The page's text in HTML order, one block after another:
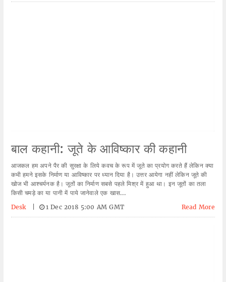
बाल कहानी: जूते के आविष्कार की कहानी
आजकल हम अपने पैर की सुरक्षा के लिये कवच के रूप में जूते का प्रयोग करते हैं लेकिन क्या
कभी हमने इसके निर्माण या आविष्कार पर ध्यान दिया है। उत्तर आयेगा नहीं लेकिन जूते की
खोज भी आश्चर्यनक है। जूतों का निर्माण सबसे पहले मिश्र में हुआ था। इन जूतों का तला
किसी चमड़े का या पानी में पाये जानेवाले एक खास...
Desk
1 Dec 2018 5:00 AM GMT Read More